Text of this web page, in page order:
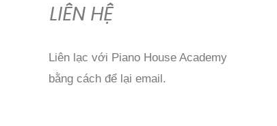
LIÊN HỆ
Liên lạc với Piano House Academy
bằng cách để lại email.